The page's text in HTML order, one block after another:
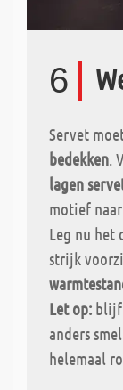
6
Servet
bedekken.
lagen
motief
Leg nu het
strijk
Let op: blijf
anders
helemaal